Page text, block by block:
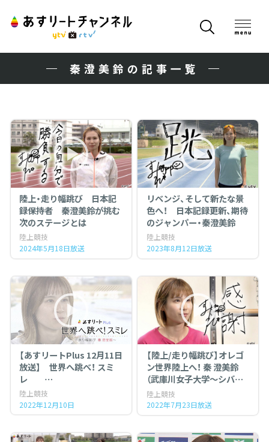
秦澄美鈴の記事一覧
陸上・走り幅跳び 日本記
録保持者 秦澄美鈴が挑む
次のステージとは
陸上競技
2024年5月18日放送
リベンジ、そして新たな景
色へ！ 日本記録更新、期待
のジャンパー・秦澄美鈴
陸上競技
2023年8月12日放送
【あすリートPlus 12月11日
放送】 世界へ跳べ！ スミ
レ
〜走り幅跳び 秦澄美鈴
陸上競技
2022年12月10日
【陸上/走り幅跳び】オレゴ
ン世界陸上へ！ 秦 澄美鈴
（武庫川女子大学〜シバタ
工業）
～関西から世界へ！26歳
ロングジャンパーの挑戦～
陸上競技
2022年7月23日放送